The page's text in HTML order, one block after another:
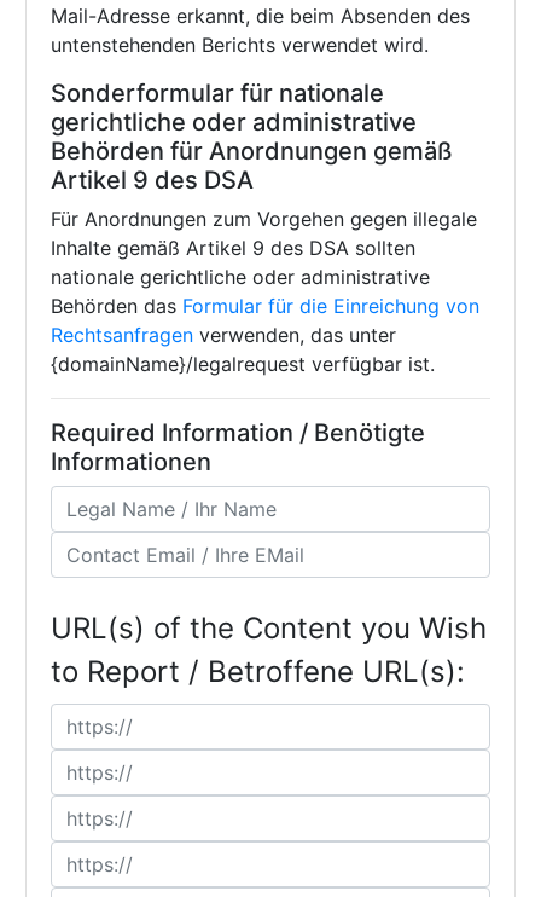
Mail-Adresse erkannt, die beim Absenden des
untenstehenden Berichts verwendet wird.
Sonderformular für nationale
gerichtliche oder administrative
Behörden für Anordnungen gemäß
Artikel 9 des DSA
Für Anordnungen zum Vorgehen gegen illegale
Inhalte gemäß Artikel 9 des DSA sollten
nationale gerichtliche oder administrative
Behörden das Formular für die Einreichung von
Rechtsanfragen verwenden, das unter
{domainName}/legalrequest verfügbar ist.
Required Information / Benötigte
Informationen
URL(s) of the Content you Wish
to Report / Betroffene URL(s):